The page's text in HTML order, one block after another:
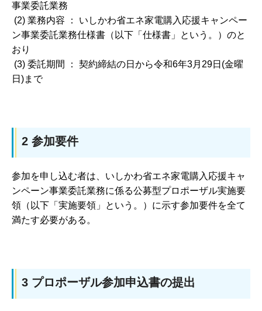
事業委託業務
(2) 業務内容 ： いしかわ省エネ家電購入応援キャンペー
ン事業委託業務仕様書（以下「仕様書」という。）のと
おり
(3) 委託期間 ： 契約締結の日から令和6年3月29日(金曜
日)まで
2 参加要件
参加を申し込む者は、いしかわ省エネ家電購入応援キャ
ンペーン事業委託業務に係る公募型プロポーザル実施要
領（以下「実施要領」という。）に示す参加要件を全て
満たす必要がある。
3 プロポーザル参加申込書の提出